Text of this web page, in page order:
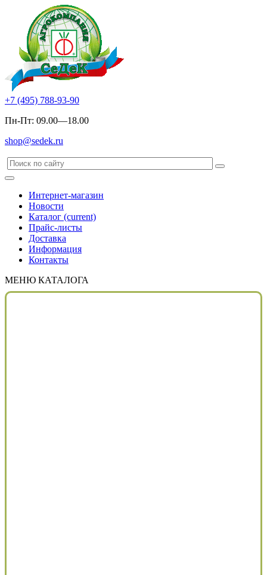
+7 (495) 788-93-90
Пн-Пт: 09.00—18.00
shop@sedek.ru
Интернет-магазин
Новости
Каталог (current)
Прайс-листы
Доставка
Информация
Контакты
МЕНЮ КАТАЛОГА